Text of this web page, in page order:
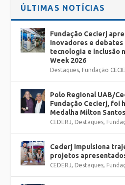
ÚLTIMAS NOTÍCIAS
Fundação Cecierj
inovadores e debates
tecnologia e inclusão
Week 2026
Destaques Fundação
Polo Regional UAB/
Fundação Cecierj, foi
Medalha Milton
CEDERJ Destaques
Cederj impulsiona
projetos
CEDERJ Destaques